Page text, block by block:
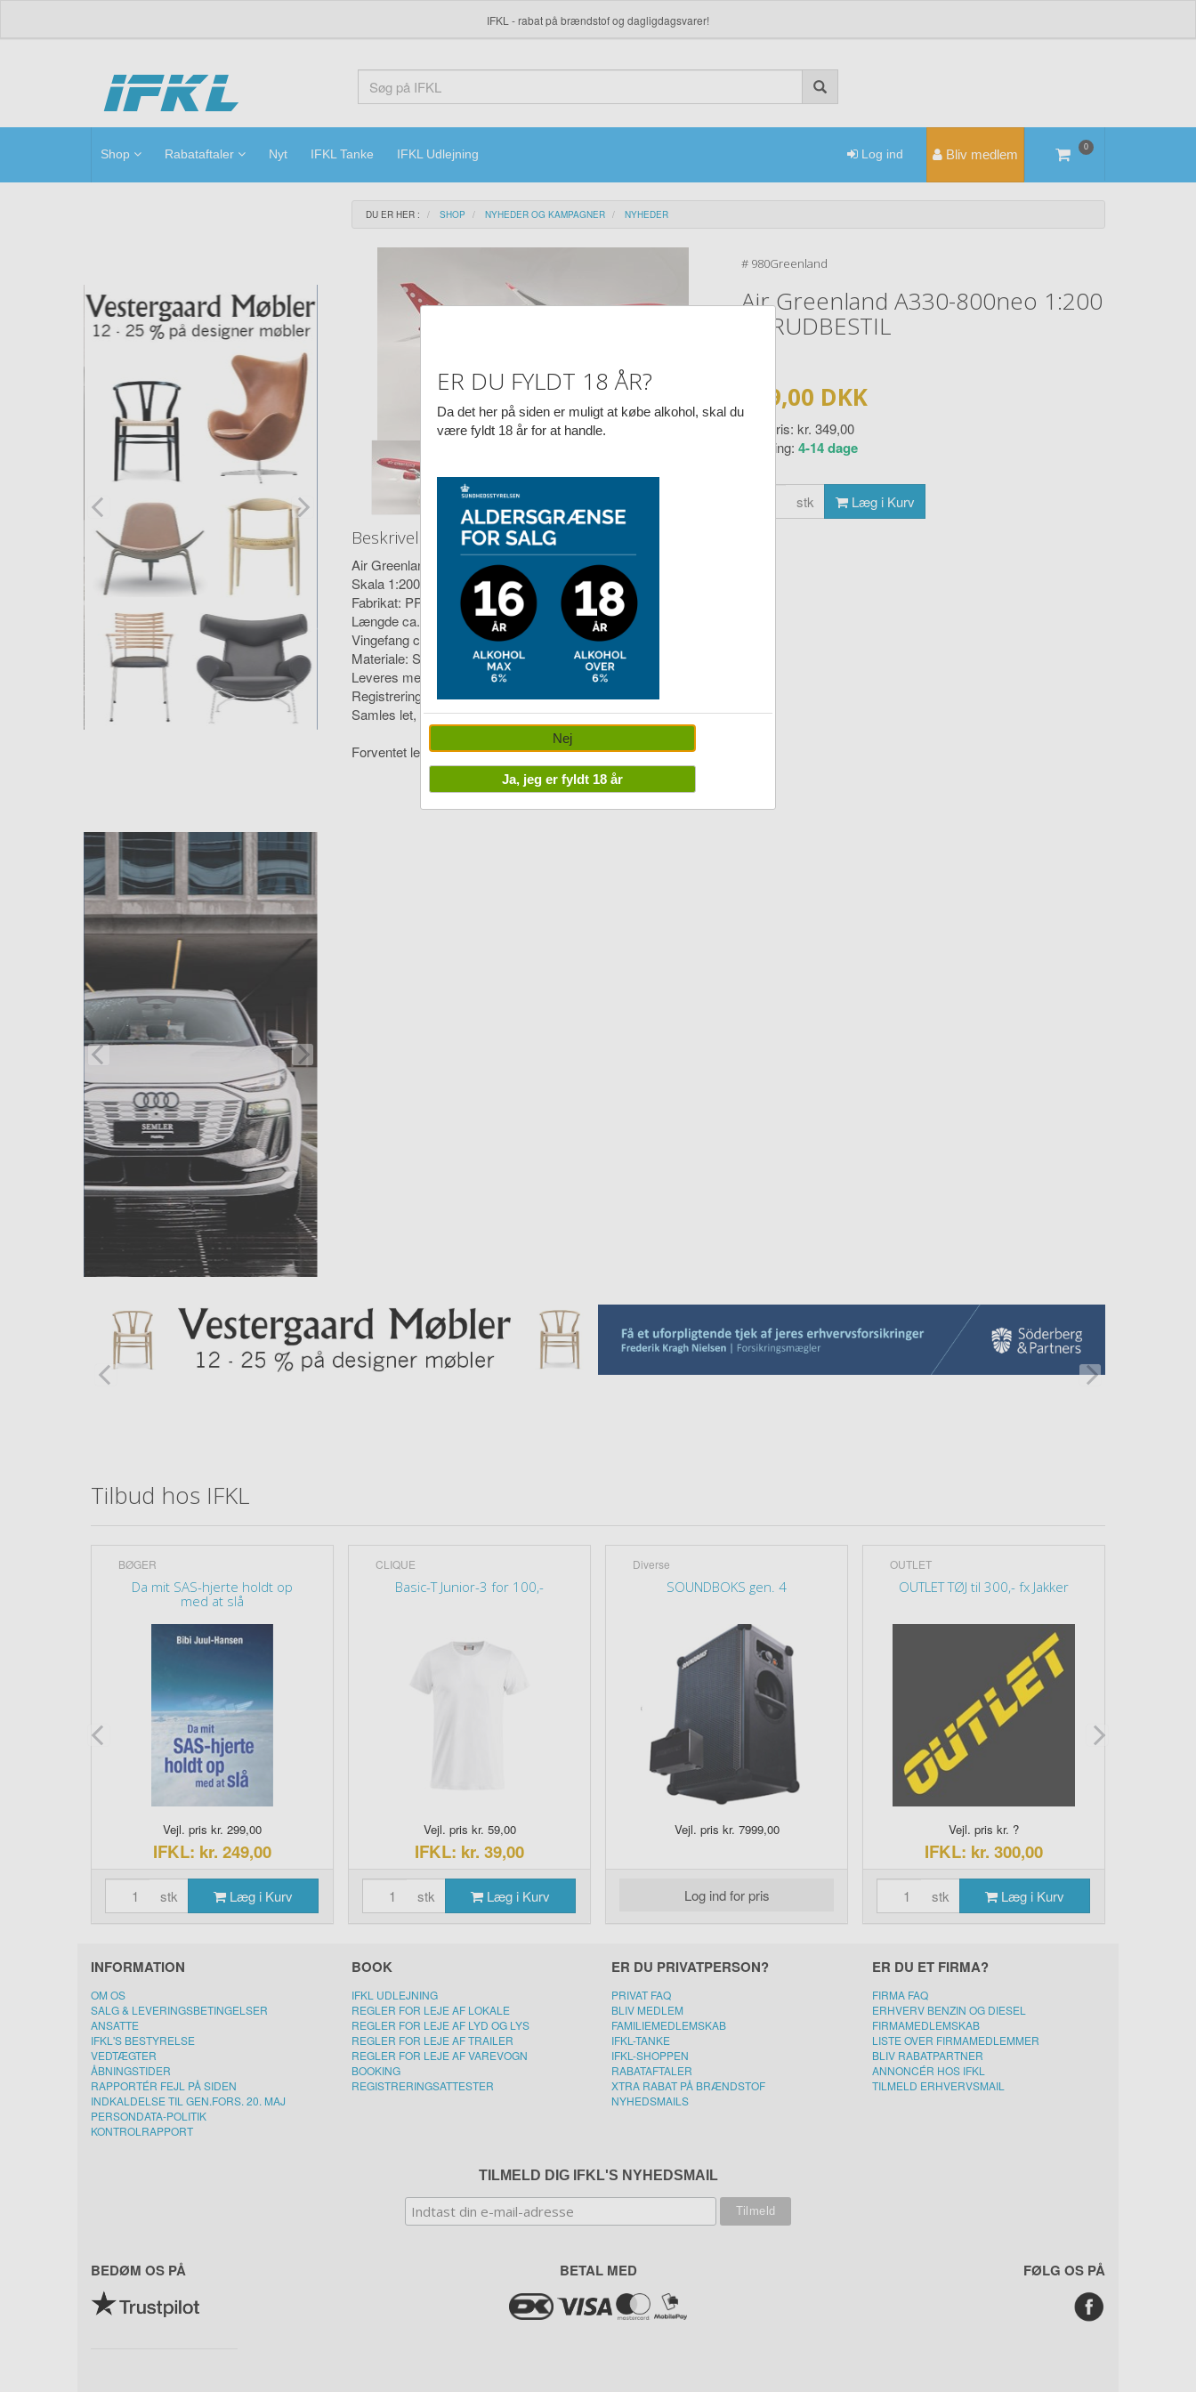
IFKL - rabat på brændstof og dagligdagsvarer!
ifkl
Shop Rabataftaler Nyt IFKL Tanke IFKL Udlejning 0
Bliv medlem
Log ind
DU ER HER : SHOP NYHEDER OG KAMPAGNER NYHEDER
# 980Greenland
Air Greenland A330-800neo 1:200
FORUDBESTIL
249,00 DKK
Vejl. pris: kr.349,00
Levering:4-14 dage
stk Læg i Kurv
Beskrivelse
Air Greenland Airbus A330-800neo
Skala 1:200
Fabrikat: PPC
Længde ca. 29cm
Vingefang ca. 32cm
Materiale: Støbt kunstharpiks (resin)
Leveres med fod, men uden landingsstel
Registrering: OY-GKN
Samles let, uden lim
Forventet levering til juni 2026
Tilbud hos IFKL
BØGER
Da mit SAS-hjerte holdt op
med at slå
Vejl. pris kr. 299,00
IFKL: kr. 249,00
stk Læg i Kurv
CLIQUE
Basic-T Junior-3 for 100,-
Vejl. pris kr. 59,00
IFKL: kr. 39,00
stk Læg i Kurv
Diverse
SOUNDBOKS gen. 4
Vejl. pris kr. 7999,00
Log ind for pris
OUTLET
OUTLET TØJ til 300,- fx Jakker
Vejl. pris kr. ?
IFKL: kr. 300,00
stk Læg i Kurv
INFORMATION
OM OS
SALG & LEVERINGSBETINGELSER
ANSATTE
IFKL'S BESTYRELSE
VEDTÆGTER
ÅBNINGSTIDER
RAPPORTÉR FEJL PÅ SIDEN
INDKALDELSE TIL GEN.FORS. 20. MAJ
PERSONDATA-POLITIK
KONTROLRAPPORT
BOOK
IFKL UDLEJNING
REGLER FOR LEJE AF LOKALE
REGLER FOR LEJE AF LYD OG LYS
REGLER FOR LEJE AF TRAILER
REGLER FOR LEJE AF VAREVOGN
BOOKING
REGISTRERINGSATTESTER
ER DU PRIVATPERSON?
PRIVAT FAQ
BLIV MEDLEM
FAMILIEMEDLEMSKAB
IFKL-TANKE
IFKL-SHOPPEN
RABATAFTALER
XTRA RABAT PÅ BRÆNDSTOF
NYHEDSMAILS
ER DU ET FIRMA?
FIRMA FAQ
ERHVERV BENZIN OG DIESEL
FIRMAMEDLEMSKAB
LISTE OVER FIRMAMEDLEMMER
BLIV RABATPARTNER
ANNONCÉR HOS IFKL
TILMELD ERHVERVSMAIL
TILMELD DIG IFKL'S NYHEDSMAIL
BEDØM OS PÅ BETAL MED FØLG OS PÅ
ER DU FYLDT 18 ÅR?
Da det her på siden er muligt at købe alkohol, skal du
være fyldt 18 år for at handle.
Nej
Ja, jeg er fyldt 18 år